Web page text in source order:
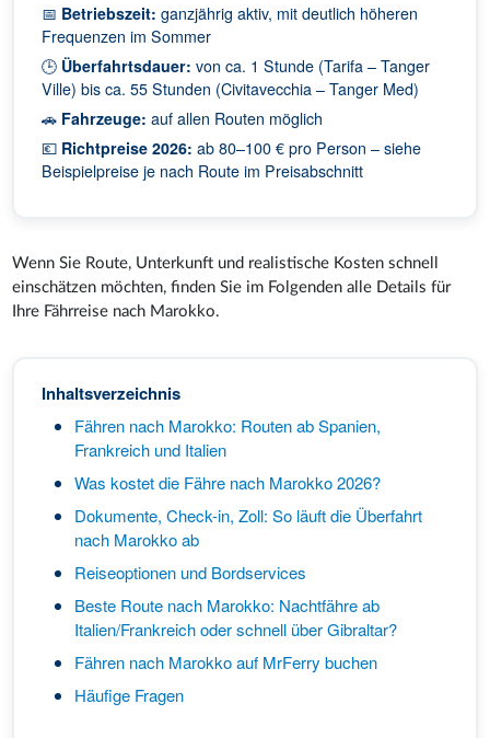
📅 Betriebszeit: ganzjährig aktiv, mit deutlich höheren
Frequenzen im Sommer
🕒 Überfahrtsdauer: von ca. 1 Stunde (Tarifa – Tanger
Ville) bis ca. 55 Stunden (Civitavecchia – Tanger Med)
🚗 Fahrzeuge: auf allen Routen möglich
💶 Richtpreise 2026: ab 80–100 € pro Person – siehe
Beispielpreise je nach Route im Preisabschnitt
Wenn Sie Route, Unterkunft und realistische Kosten schnell
einschätzen möchten, finden Sie im Folgenden alle Details für
Ihre Fährreise nach Marokko.
Inhaltsverzeichnis
Fähren nach Marokko: Routen ab Spanien,
Frankreich und Italien
Was kostet die Fähre nach Marokko 2026?
Dokumente, Check-in, Zoll: So läuft die Überfahrt
nach Marokko ab
Reiseoptionen und Bordservices
Beste Route nach Marokko: Nachtfähre ab
Italien/Frankreich oder schnell über Gibraltar?
Fähren nach Marokko auf MrFerry buchen
Häufige Fragen